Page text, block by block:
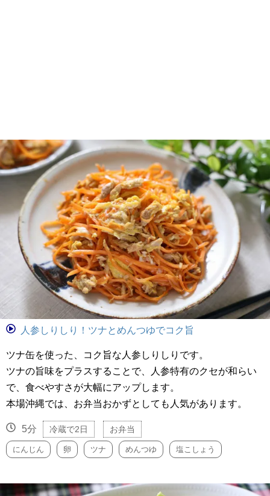
人参しりしり！ツナとめんつゆでコク旨
ツナ缶を使った、コク旨な人参しりしりです。
ツナの旨味をプラスすることで、人参特有のクセが和らい
で、食べやすさが大幅にアップします。
本場沖縄では、お弁当おかずとしても人気があります。
5分 冷蔵で2日 お弁当
にんじん 卵 ツナ めんつゆ 塩こしょう